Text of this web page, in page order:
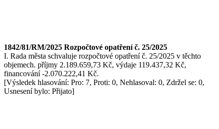
1842/81/RM/2025 Rozpočtové opatření č. 25/2025
I. Rada města schvaluje rozpočtové opatření č. 25/2025 v těchto
objemech. příjmy 2.189.659,73 Kč, výdaje 119.437,32 Kč,
financování -2.070.222,41 Kč.
[Výsledek hlasování: Pro: 7, Proti: 0, Nehlasoval: 0, Zdržel se: 0,
Usnesení bylo: Přijato]